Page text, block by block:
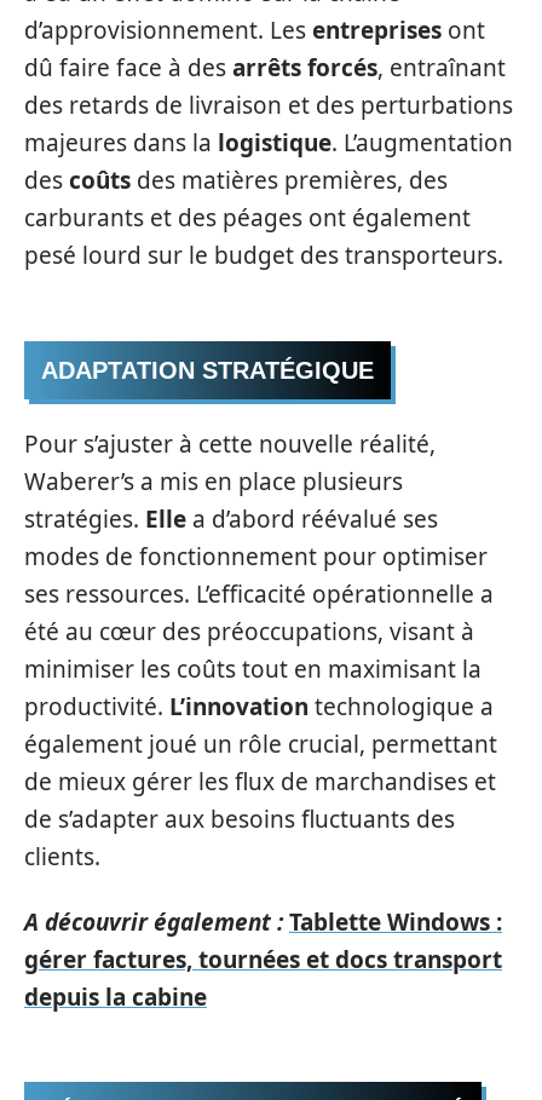
d’approvisionnement. Lesentreprises ont
dû faire face à desarrêts forcés, entraînant
des retards de livraison et des perturbations
majeures dans la logistique. L’augmentation
descoûts des matières premières, des
carburants et des péages ont également
pesé lourd sur le budget des transporteurs.
ADAPTATION STRATÉGIQUE
Pour s’ajuster à cette nouvelle réalité,
Waberer’s a mis en place plusieurs
stratégies. Elle a d’abord réévalué ses
modes de fonctionnement pour optimiser
ses ressources. L’efficacité opérationnelle a
été au cœur des préoccupations, visant à
minimiser les coûts tout en maximisant la
productivité. L’innovation technologique a
également joué un rôle crucial, permettant
de mieux gérer les flux de marchandises et
de s’adapter aux besoins fluctuants des
clients.
A découvrir également :Tablette Windows :
gérer factures, tournées et docs transport
depuis la cabine